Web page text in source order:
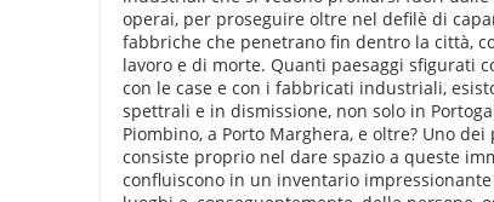
operai, per proseguire oltre nel defilè di
fabbriche che penetrano fin dentro la città,
lavoro e di morte. Quanti paesaggi sfigurati
con le case e con i fabbricati industriali,
spettrali e in dismissione, non solo in
Piombino, a Porto Marghera, e oltre? Uno
consiste proprio nel dare spazio a queste
confluiscono in un inventario